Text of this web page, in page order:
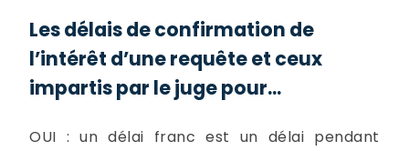
Les délais de confirmation de
l’intérêt d’une requête et ceux
impartis par le juge pour...
OUI : un délai franc est un délai pendant